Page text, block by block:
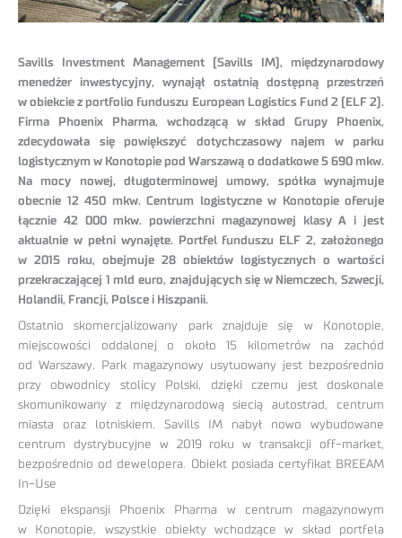
Savills Investment Management (Savills IM), międzynarodowy
menedżer inwestycyjny, wynajął ostatnią dostępną przestrzeń
w obiekcie z portfolio funduszu European Logistics Fund 2 (ELF 2).
Firma Phoenix Pharma, wchodzącą w skład Grupy Phoenix,
zdecydowała się powiększyć dotychczasowy najem w parku
logistycznym w Konotopie pod Warszawą o dodatkowe 5 690 mkw.
Na mocy nowej, długoterminowej umowy, spółka wynajmuje
obecnie 12 450 mkw. Centrum logistyczne w Konotopie oferuje
łącznie 42 000 mkw. powierzchni magazynowej klasy A i jest
aktualnie w pełni wynajęte. Portfel funduszu ELF 2, założonego
w 2015 roku, obejmuje 28 obiektów logistycznych o wartości
przekraczającej 1 mld euro, znajdujących się w Niemczech, Szwecji,
Holandii, Francji, Polsce i Hiszpanii.
Ostatnio skomercjalizowany park znajduje się w Konotopie,
miejscowości oddalonej o około 15 kilometrów na zachód
od Warszawy. Park magazynowy usytuowany jest bezpośrednio
przy obwodnicy stolicy Polski, dzięki czemu jest doskonale
skomunikowany z międzynarodową siecią autostrad, centrum
miasta oraz lotniskiem. Savills IM nabył nowo wybudowane
centrum dystrybucyjne w 2019 roku w transakcji off-market,
bezpośrednio od dewelopera. Obiekt posiada certyfikat BREEAM
In-Use
Dzięki ekspansji Phoenix Pharma w centrum magazynowym
w Konotopie, wszystkie obiekty wchodzące w skład portfela